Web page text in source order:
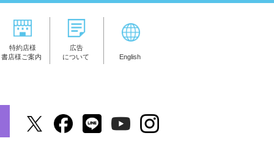
特約店様
書店様ご案内
広告
について
English